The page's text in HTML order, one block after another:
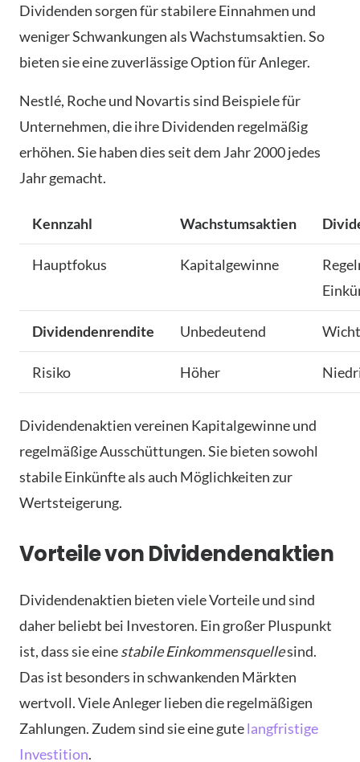
Dividenden sorgen für stabilere Einnahmen und
weniger Schwankungen als Wachstumsaktien. So
bieten sie eine zuverlässige Option für Anleger.
Nestlé, Roche und Novartis sind Beispiele für
Unternehmen, die ihre Dividenden regelmäßig
erhöhen. Sie haben dies seit dem Jahr 2000 jedes
Jahr gemacht.
Kennzahl Wachstumsaktien
Hauptfokus Kapitalgewinne
Dividendenrendite Unbedeutend
Risiko Höher
Dividendenaktien vereinen Kapitalgewinne und
regelmäßige Ausschüttungen. Sie bieten sowohl
stabile Einkünfte als auch Möglichkeiten zur
Wertsteigerung.
Vorteile von Dividendenaktien
Dividendenaktien bieten viele Vorteile und sind
daher beliebt bei Investoren. Ein großer Pluspunkt
ist, dass sie einestabile Einkommensquellesind.
Das ist besonders in schwankenden Märkten
wertvoll. Viele Anleger lieben die regelmäßigen
Zahlungen. Zudem sind sie eine gutelangfristige
Investition.